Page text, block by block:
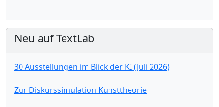
Neu auf TextLab
30 Ausstellungen im Blick der KI (Juli 2026)
Zur Diskurssimulation Kunsttheorie